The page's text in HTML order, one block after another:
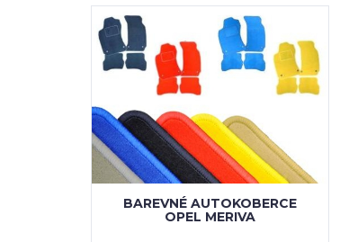
BAREVNÉ AUTOKOBERCE
OPEL MERIVA